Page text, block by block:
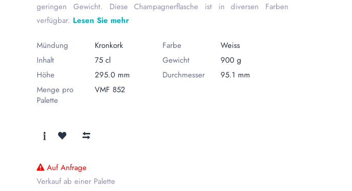
geringen Gewicht. Diese Champagnerflasche ist in diversen Farben
verfügbar. Lesen Sie mehr
Mündung Kronkork Farbe
Weiss
Inhalt
75 cl Gewicht
900 g
Höhe
295.0 mm Durchmesser
95.1 mm
Menge pro
Palette
VMF 852
Auf Anfrage
Verkauf ab einer Palette